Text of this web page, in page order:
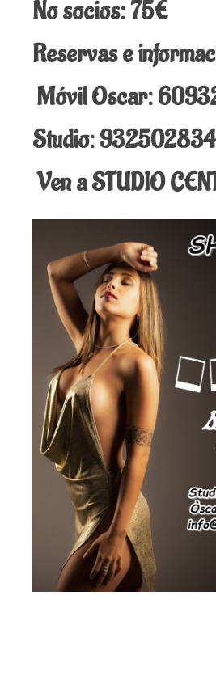
No socios: 75€
Reservas e
Móvil Oscar:
Studio: 932502834
Ven a STUDIO